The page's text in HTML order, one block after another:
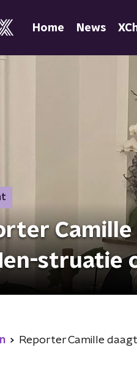
Home News
struatie
Reporter Camille